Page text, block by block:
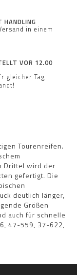
HANDLING
in einem
VOR 12.00
gleicher Tag
Tourenreifen.
Drittel wird der
gefertigt. Die
deutlich länger,
Größen
auch für schnelle
47-559, 37-622,